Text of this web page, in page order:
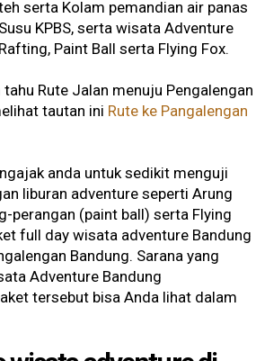
serta Kolam pemandian air panas
KPBS, serta wisata Adventure
Paint Ball serta Flying Fox.
Rute Jalan menuju Pengalengan
tautan ini Rute ke Pangalengan
anda untuk sedikit menguji
liburan adventure seperti Arung
perangan (paint ball) serta Flying
full day wisata adventure Bandung
Bandung. Sarana yang
Adventure Bandung
tersebut bisa Anda lihat dalam